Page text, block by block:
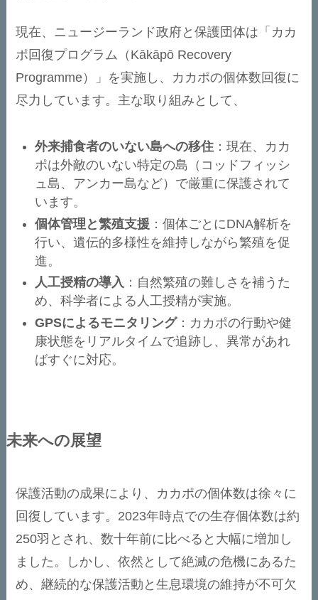
現在、ニュージーランド政府と保護団体は「カカ
ポ回復プログラム（Kākāpō Recovery
Programme）」を実施し、カカポの個体数回復に
尽力しています。主な取り組みとして、
外来捕食者のいない島への移住 ：現在、カカ
ポは外敵のいない特定の島（コッドフィッシ
ュ島、アンカー島など）で厳重に保護されて
います。
個体管理と繁殖支援 ：個体ごとにDNA解析を
行い、遺伝的多様性を維持しながら繁殖を促
進。
人工授精の導入 ：自然繁殖の難しさを補うた
め、科学者による人工授精が実施。
GPSによるモニタリング：カカポの行動や健
康状態をリアルタイムで追跡し、異常があれ
ばすぐに対応。
未来への展望
保護活動の成果により、カカポの個体数は徐々に
回復しています。2023年時点での生存個体数は約
250羽とされ、数十年前に比べると大幅に増加し
ました。しかし、依然として絶滅の危機にあるた
め、継続的な保護活動と生息環境の維持が不可欠